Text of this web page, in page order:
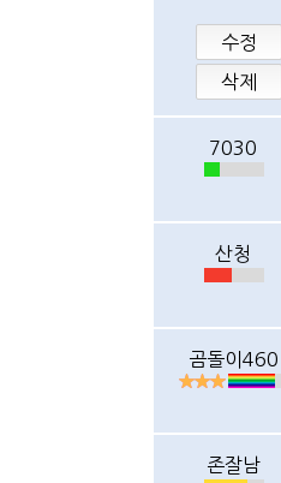
수정
삭제
7030
산청
곰돌이460
존잘남